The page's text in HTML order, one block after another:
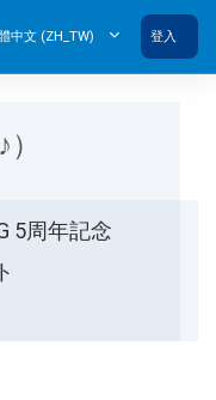
中文 ‎(ZH_TW)‎ 登入
5周年記念